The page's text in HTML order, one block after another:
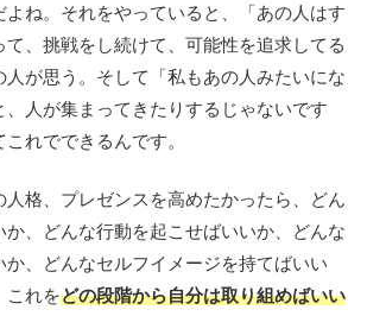
ね。それをやっていると、「あの人はす
て、挑戦をし続けて、可能性を追求してる
人が思う。そして「私もあの人みたいにな
、人が集まってきたりするじゃないです
れでできるんです。
人格、プレゼンスを高めたかったら、どん
か、どんな行動を起こせばいいか、どんな
、どんなセルフイメージを持てばいい
これをどの段階から自分は取り組めばいい